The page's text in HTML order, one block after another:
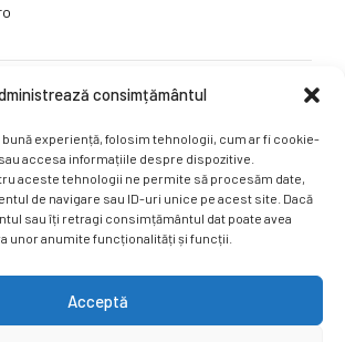
consimțământul
bună experiență, folosim tehnologii, cum ar fi cookie-
accesa informațiile despre dispozitive.
aceste tehnologii ne permite să procesăm date,
de navigare sau ID-uri unice pe acest site. Dacă
sau îți retragi consimțământul dat poate avea
unor anumite funcționalități și funcții.
Acceptă
rețelele sociale.